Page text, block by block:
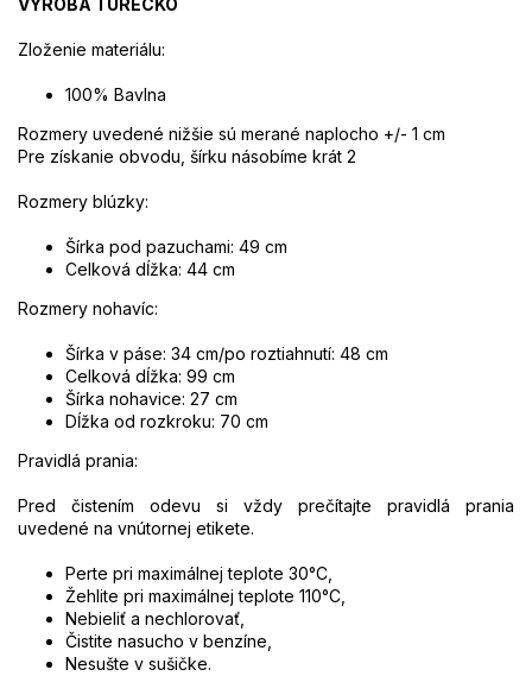
VÝROBA TURECKO
Zloženie materiálu:
100% Bavlna
Rozmery uvedené nižšie sú merané naplocho +/- 1 cm
Pre získanie obvodu, šírku násobíme krát 2
Rozmery blúzky:
Šírka pod pazuchami: 49 cm
Celková dĺžka: 44 cm
Rozmery nohavíc:
Šírka v páse: 34 cm/po roztiahnutí: 48 cm
Celková dĺžka: 99 cm
Šírka nohavice: 27 cm
Dĺžka od rozkroku: 70 cm
Pravidlá prania:
Pred čistením odevu si vždy prečítajte pravidlá prania
uvedené na vnútornej etikete.
Perte pri maximálnej teplote 30°C,
Žehlite pri maximálnej teplote 110°C,
Nebieliť a nechlorovať,
Čistite nasucho v benzíne,
Nesušte v sušičke.